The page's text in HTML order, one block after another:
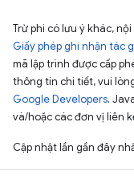
Trừ phi có lưu ý khác,
Giấy phép ghi nhận tác
mã lập trình được cấp
thông tin chi tiết, vui
Google Developers.
và/hoặc các đơn vị liên
Cập nhật lần gần đây